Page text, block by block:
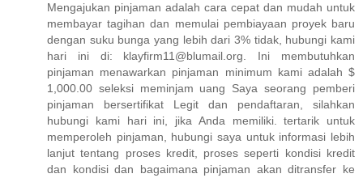
Mengajukan pinjaman adalah cara cepat dan mudah untuk
membayar tagihan dan memulai pembiayaan proyek baru
dengan suku bunga yang lebih dari 3% tidak, hubungi kami
hari ini di: klayfirm11@blumail.org. Ini membutuhkan
pinjaman menawarkan pinjaman minimum kami adalah $
1,000.00 seleksi meminjam uang Saya seorang pemberi
pinjaman bersertifikat Legit dan pendaftaran, silahkan
hubungi kami hari ini, jika Anda memiliki. tertarik untuk
memperoleh pinjaman, hubungi saya untuk informasi lebih
lanjut tentang proses kredit, proses seperti kondisi kredit
dan kondisi dan bagaimana pinjaman akan ditransfer ke